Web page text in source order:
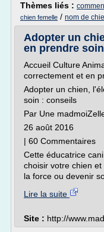
Thèmes liés :
chien femelle / nom de
Adopter un
en prendre
Accueil Culture
correctement et en
Adopter un chien,
soin : conseils
Par Une
26 août 2016
| 60 Commentaires
Cette éducatrice
choisir votre chien
la force ou devenir
Lire la suite
Site : http://